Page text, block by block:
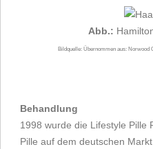
Abb.:
Bildquelle: Übernommen aus: Norwood
Behandlung
1998 wurde die Lifestyle Pille
Pille auf dem deutschen Markt